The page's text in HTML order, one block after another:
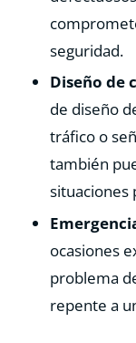
seguridad.
Diseño de
de diseño
tráfico o
también
situaciones
ocasiones
problema
repente a